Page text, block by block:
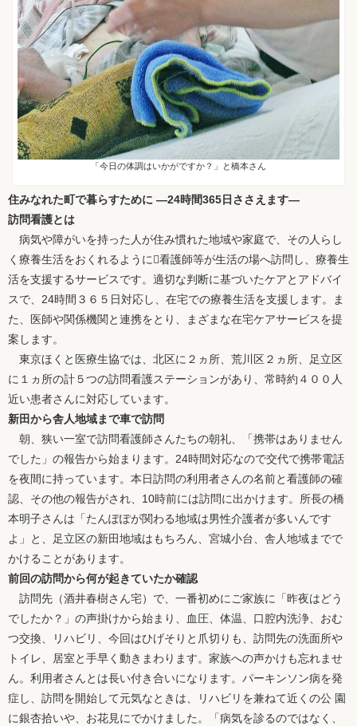
「今日の体調はいかがですか？」と橋本さん
住みなれた町で暮らすために ―24時間365日ささえます―
訪問看護とは
病気や障がいを持った人が住み慣れた地域や家庭で、その人らし
く療養生活をおくれるように看護師等が生活の場へ訪問し、療養生
活を支援するサービスです。適切な判断に基づいたケアとアドバイ
スで、24時間３６５日対応し、在宅での療養生活を支援します。ま
た、医師や関係機関と連携をとり、まざまな在宅ケアサービスを提
案します。
東京ほくと医療生協では、北区に２ヵ所、荒川区２ヵ所、足立区
に１ヵ所の計５つの訪問看護ステーションがあり、常時約４００人
近い患者さんに対応しています。
新田から舎人地域まで車で訪問
朝、狭い一室で訪問看護師さんたちの朝礼、「携帯はありません
でした」の報告から始まります。24時間対応なので交代で携帯電話
を夜間に持っています。本日訪問の利用者さんの名前と看護師の確
認、その他の報告がされ、10時前には訪問に出かけます。所長の橋
本明子さんは「たんぽぽが関わる地域は男性介護者が多いんです
よ」と、足立区の新田地域はもちろん、宮城小台、舎人地域までで
かけることがあります。
前回の訪問から何が起きていたか確認
訪問先（酒井春樹さん宅）で、一番初めにご家族に「昨夜はどう
でしたか？」の声掛けから始まり、血圧、体温、口腔内洗浄、おむ
つ交換、リハビリ、今回はひげそりと爪切りも、訪問先の洗面所や
トイレ、居室と手早く動きまわります。家族への声かけも忘れませ
ん。利用者さんとは長い付き合いになります。パーキンソン病を発
症し、訪問を開始して元気なときは、リハビリを兼ねて近くの公 園
に銀杏拾いや、お花見にでかけました。「病気を診るのではなく、